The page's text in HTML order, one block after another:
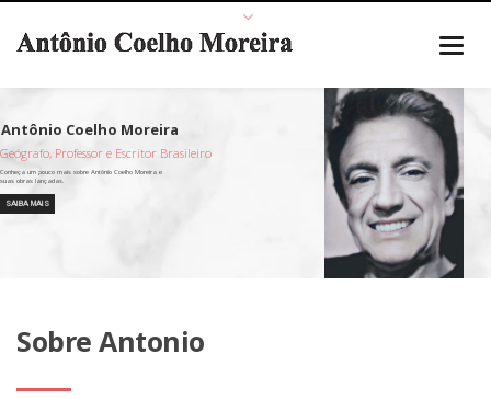
Geógrafo, Professor e Escritor Brasileiro
SAIBA MAIS
Sobre Antonio